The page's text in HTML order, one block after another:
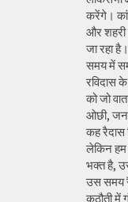
करेंगे।
और शहरी
जा रहा
समय में
रविदास
को जो
ओछी,
कह रैदास
लेकिन हम
भक्त है,
उस समय
कठौती में